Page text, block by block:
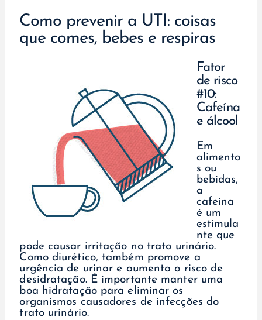
Como prevenir a UTI: coisas
que comes, bebes e respiras
Fator
de risco
#10:
Cafeína
e álcool
Em
alimento
s ou
bebidas,
a
cafeína
é um
estimula
nte que
pode causar irritação no trato urinário.
Como diurético, também promove a
urgência de urinar e aumenta o risco de
desidratação. É importante manter uma
boa hidratação para eliminar os
organismos causadores de infecções do
trato urinário.